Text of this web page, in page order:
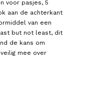
voor pasjes, 5
aan de achterkant
van een
but not least, dit
de kans om
mee over